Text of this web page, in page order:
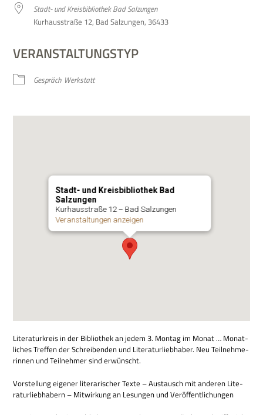
Stadt- und Kreis­bi­blio­thek Bad Salzungen
Kur­haus­straße 12, Bad Sal­zun­gen, 36433
VERANSTALTUNGSTYP
Gespräch Werk­statt
Stadt- und Kreisbibliothek Bad
Salzungen
Kur­haus­straße 12 – Bad Salzungen
Ver­an­stal­tun­gen anzeigen
Lite­ra­tur­kreis in der Biblio­thek an jedem 3. Mon­tag im Monat … Monat­
li­ches Tref­fen der Schrei­ben­den und Lite­ra­tur­lieb­ha­ber. Neu Teil­neh­me­
rin­nen und Teil­neh­mer sind erwünscht.
Vor­stel­lung eige­ner lite­ra­ri­scher Texte – Aus­tausch mit ande­ren Lite­
ra­tur­lieb­ha­bern – Mit­wir­kung an Lesun­gen und Veröffentlichungen